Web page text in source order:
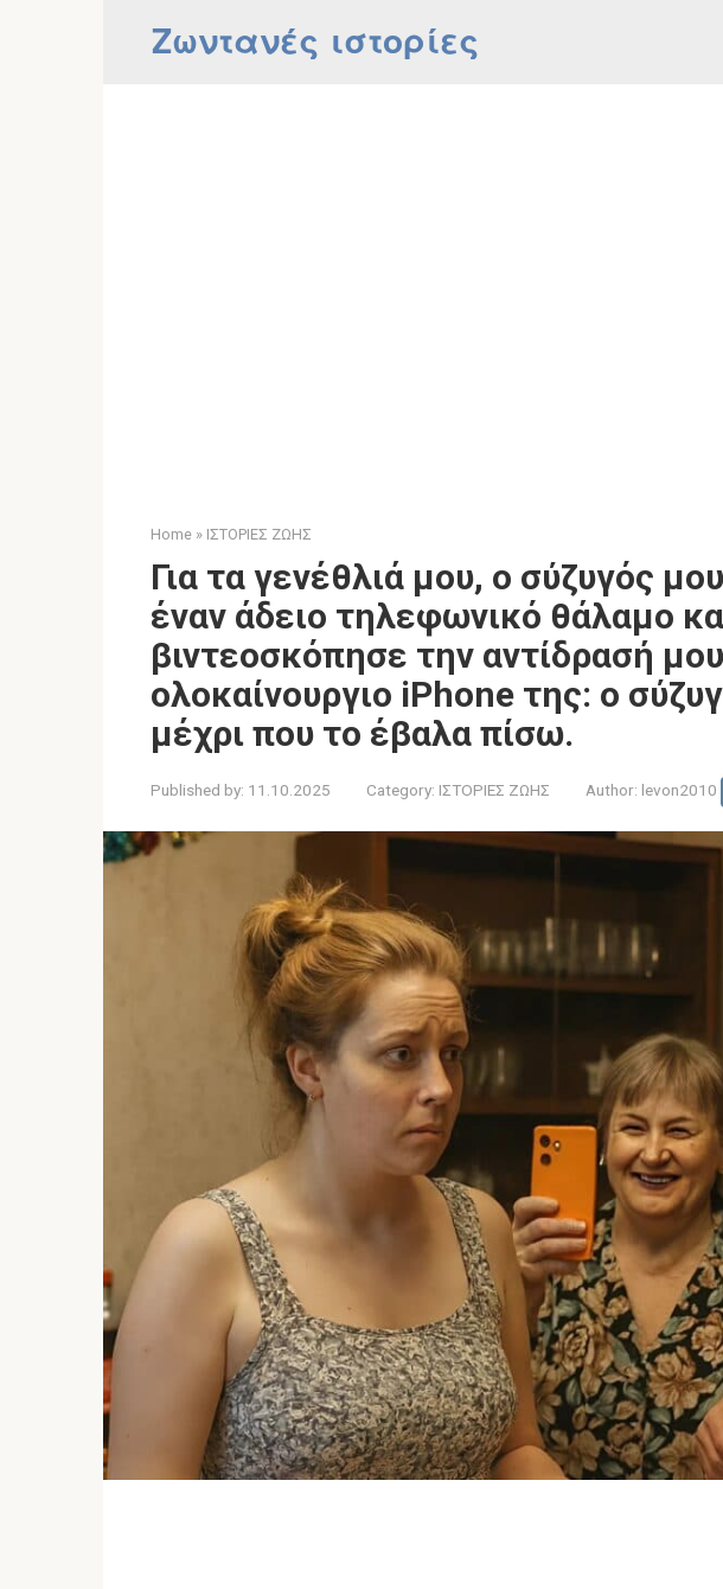
Ζωντανές ιστορίες
Home » ΙΣΤΟΡΙΕΣ ΖΩΗΣ
Για τα γενέθλιά μου, ο σύζυγός
έναν άδειο τηλεφωνικό θάλαμο
βιντεοσκόπησε την αντίδρασή
ολοκαίνουργιο iPhone της: ο
μέχρι που το έβαλα πίσω.
Published by: 11.10.2025 Category: ΙΣΤΟΡΙΕΣ ΖΩΗΣ Author: levon2010